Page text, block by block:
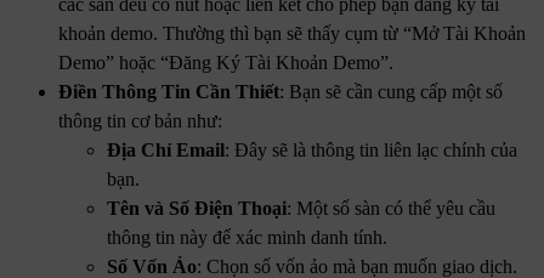
khoản demo. Thường thì bạn sẽ thấy cụm từ “Mở Tài Khoản
Demo” hoặc “Đăng Ký Tài Khoản Demo”.
Điền Thông Tin Cần Thiết: Bạn sẽ cần cung cấp một số
thông tin cơ bản như:
Địa Chỉ Email: Đây sẽ là thông tin liên lạc chính của
bạn.
Tên và Số Điện Thoại: Một số sàn có thể yêu cầu
thông tin này để xác minh danh tính.
Số Vốn Ảo: Chọn số vốn ảo mà bạn muốn giao dịch.